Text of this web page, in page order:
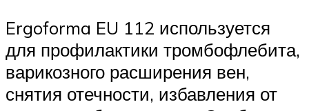
Ergoforma EU 112 используется
для профилактики тромбофлебита,
варикозного расширения вен,
снятия отечности, избавления от